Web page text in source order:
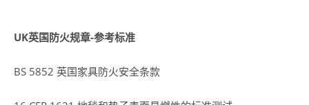
UK英国防火规章-参考标准
BS 5852 英国家具防火安全条款